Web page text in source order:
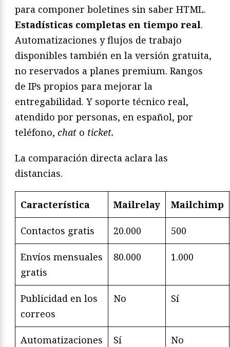
para componer boletines sin saber HTML.
Estadísticas completas en tiempo real.
Automatizaciones y flujos de trabajo
disponibles también en la versión gratuita,
no reservados a planes premium. Rangos
de IPs propios para mejorar la
entregabilidad. Y soporte técnico real,
atendido por personas, en español, por
teléfono, chat o ticket.
La comparación directa aclara las
distancias.
Característica Mailrelay Mailchimp
Contactos gratis 20.000 500
Envíos mensuales
gratis
80.000 1.000
Publicidad en los
correos
No Sí
Automatizaciones
Sí No